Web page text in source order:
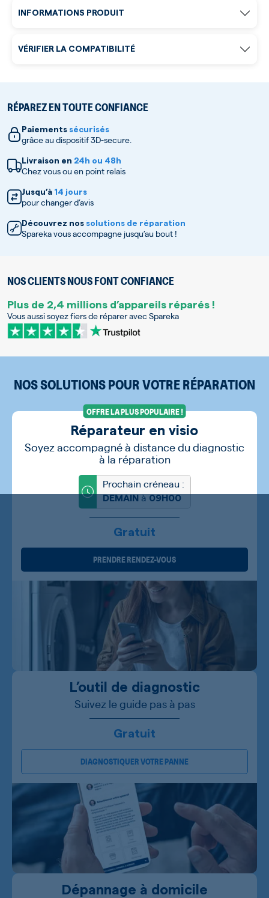
INFORMATIONS PRODUIT
RÉPAREZ EN TOUTE CONFIANCE
Paiements sécurisés
grâce au dispositif 3D-secure.
Livraison en 24h ou 48h
Chez vous ou en point relais
Jusqu’à 14 jours
pour changer d’avis
Découvrez nos solutions de réparation
Spareka vous accompagne jusqu’au bout !
NOS CLIENTS NOUS FONT CONFIANCE
Plus de 2,4 millions d’appareils réparés !
Vous aussi soyez fiers de réparer avec Spareka
VÉRIFIER LA COMPATIBILITÉ
NOS SOLUTIONS POUR VOTRE RÉPARATION
OFFRE LA PLUS POPULAIRE !
Réparateur en visio
Soyez accompagné à distance du diagnostic
à la réparation
Prochain créneau :
DEMAIN à 09H00
Gratuit
PRENDRE RENDEZ-VOUS
L’outil de diagnostic
Suivez le guide pas à pas
Gratuit
DIAGNOSTIQUER VOTRE PANNE
Dépannage à domicile